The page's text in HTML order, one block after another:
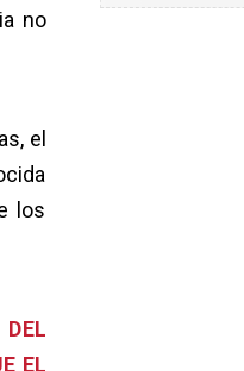
no
el
los
DEL
EL